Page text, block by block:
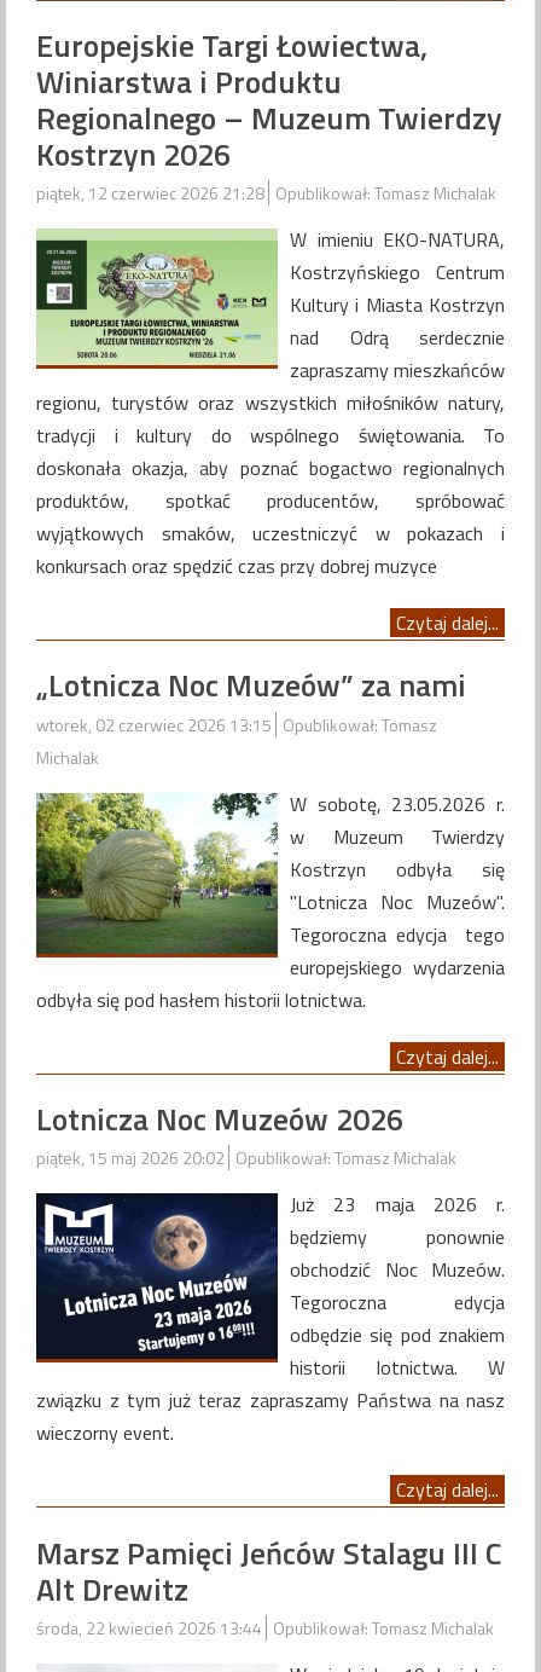
Europejskie Targi Łowiectwa,
Winiarstwa i Produktu
Regionalnego – Muzeum Twierdzy
Kostrzyn 2026
piątek, 12 czerwiec 2026 21:28 Opublikował: Tomasz Michalak
W imieniu EKO-NATURA,
Kostrzyńskiego Centrum
Kultury i Miasta Kostrzyn
nad Odrą serdecznie
zapraszamy mieszkańców
regionu, turystów oraz wszystkich miłośników natury,
tradycji i kultury do wspólnego świętowania. To
doskonała okazja, aby poznać bogactwo regionalnych
produktów, spotkać producentów, spróbować
wyjątkowych smaków, uczestniczyć w pokazach i
konkursach oraz spędzić czas przy dobrej muzyce
Czytaj dalej...
„Lotnicza Noc Muzeów” za nami
wtorek, 02 czerwiec 2026 13:15 Opublikował: Tomasz
Michalak
W sobotę, 23.05.2026 r.
w Muzeum Twierdzy
Kostrzyn odbyła się
"Lotnicza Noc Muzeów".
Tegoroczna edycja tego
europejskiego wydarzenia
odbyła się pod hasłem historii lotnictwa.
Czytaj dalej...
Lotnicza Noc Muzeów 2026
piątek, 15 maj 2026 20:02 Opublikował: Tomasz Michalak
Już 23 maja 2026 r.
będziemy ponownie
obchodzić Noc Muzeów.
Tegoroczna edycja
odbędzie się pod znakiem
historii lotnictwa. W
związku z tym już teraz zapraszamy Państwa na nasz
wieczorny event.
Czytaj dalej...
Marsz Pamięci Jeńców Stalagu III C
Alt Drewitz
środa, 22 kwiecień 2026 13:44 Opublikował: Tomasz Michalak